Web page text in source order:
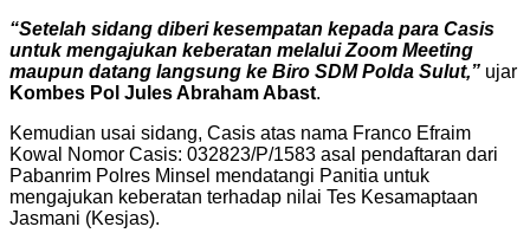
“Setelah sidang diberi kesempatan kepada para Casis
untuk mengajukan keberatan melalui Zoom Meeting
maupun datang langsung ke Biro SDM Polda Sulut,” ujar
Kombes Pol Jules Abraham Abast.
Kemudian usai sidang, Casis atas nama Franco Efraim
Kowal Nomor Casis: 032823/P/1583 asal pendaftaran dari
Pabanrim Polres Minsel mendatangi Panitia untuk
mengajukan keberatan terhadap nilai Tes Kesamaptaan
Jasmani (Kesjas).